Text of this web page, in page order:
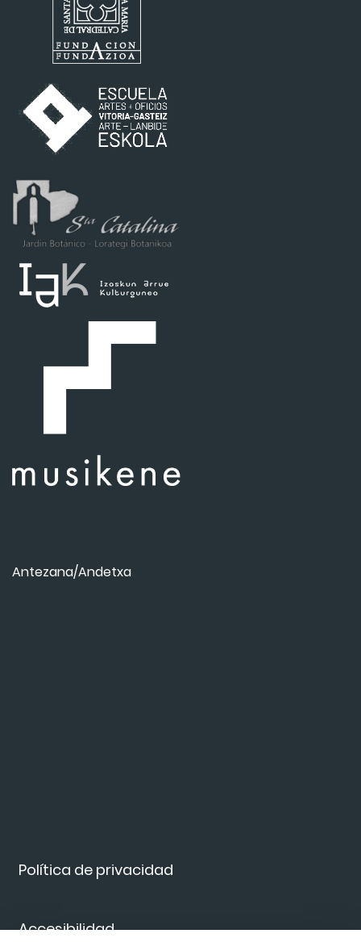
Política de privacidad
Accesibilidad
Antezana/Andetxa